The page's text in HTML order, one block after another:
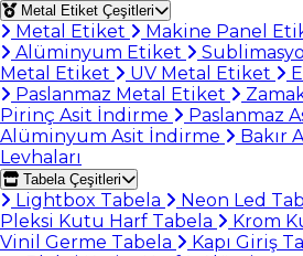
Metal Etiket Çeşitleri
Metal Etiket Makine Panel
Alüminyum Etiket
Metal Etiket
UV Metal Etiket
Paslanmaz Metal Etiket
Pirinç Asit İndirme
Paslanmaz
Alüminyum Asit İndirme
Bakır
Levhaları
Tabela Çeşitleri
Lightbox Tabela Neon Led
Pleksi Kutu Harf Tabela
Krom
Vinil Germe Tabela
Kapı Giriş